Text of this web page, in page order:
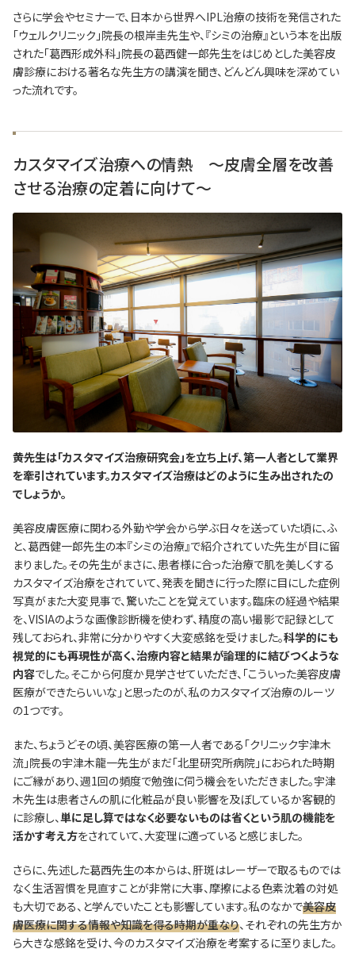
さらに学会やセミナーで、日本から世界へIPL治療の技術を発信された
「ウェルクリニック」院長の根岸圭先生や、『シミの治療』という本を出版
された「葛西形成外科」院長の葛西健一郎先生をはじめとした美容皮
膚診療における著名な先生方の講演を聞き、どんどん興味を深めてい
った流れです。
カスタマイズ治療への情熱 ～皮膚全層を改善
させる治療の定着に向けて～
―――黄先生は「カスタマイズ治療研究会」を立ち上げ、第一人者として業界
を牽引されています。カスタマイズ治療はどのように生み出されたの
でしょうか。
美容皮膚医療に関わる外勤や学会から学ぶ日々を送っていた頃に、ふ
と、葛西健一郎先生の本『シミの治療』で紹介されていた先生が目に留
まりました。その先生がまさに、患者様に合った治療で肌を美しくする
カスタマイズ治療をされていて、発表を聞きに行った際に目にした症例
写真がまた大変見事で、驚いたことを覚えています。臨床の経過や結果
を、VISIAのような画像診断機を使わず、精度の高い撮影で記録として
残しておられ、非常に分かりやすく大変感銘を受けました。科学的にも
視覚的にも再現性が高く、治療内容と結果が論理的に結びつくような
内容でした。そこから何度か見学させていただき、「こういった美容皮膚
医療ができたらいいな」と思ったのが、私のカスタマイズ治療のルーツ
の1つです。
また、ちょうどその頃、美容医療の第一人者である「クリニック宇津木
流」院長の宇津木龍一先生がまだ「北里研究所病院」におられた時期
にご縁があり、週1回の頻度で勉強に伺う機会をいただきました。宇津
木先生は患者さんの肌に化粧品が良い影響を及ぼしているか客観的
に診療し、単に足し算ではなく必要ないものは省くという肌の機能を
活かす考え方をされていて、大変理に適っていると感じました。
さらに、先述した葛西先生の本からは、肝斑はレーザーで取るものでは
なく生活習慣を見直すことが非常に大事、摩擦による色素沈着の対処
も大切である、と学んでいたことも影響しています。私のなかで美容皮
膚医療に関する情報や知識を得る時期が重なり、それぞれの先生方か
ら大きな感銘を受け、今のカスタマイズ治療を考案するに至りました。